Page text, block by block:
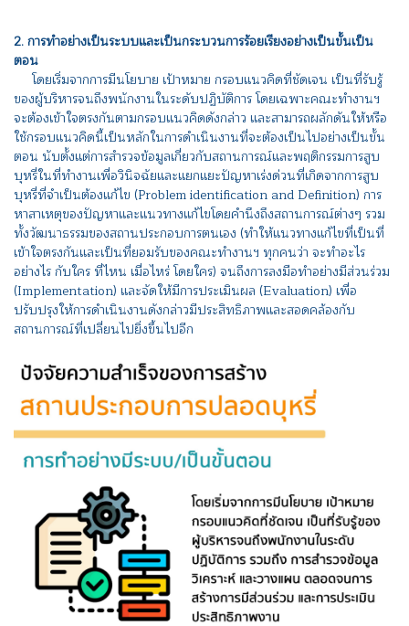
2. การทำอย่างเป็นระบบและเป็นกระบวนการร้อยเรียงอย่างเป็นขั้นเป็น
ตอน
โดยเริ่มจากการมีนโยบาย เป้าหมาย กรอบแนวคิดที่ชัดเจน เป็นที่รับรู้
ของผู้บริหารจนถึงพนักงานในระดับปฏิบัติการ โดยเฉพาะคณะทำงานฯ
จะต้องเข้าใจตรงกันตามกรอบแนวคิดดังกล่าว และสามารถผลักดันให้หรือ
ใช้กรอบแนวคิดนี้เป็นหลักในการดำเนินงานที่จะต้องเป็นไปอย่างเป็นขั้น
ตอน นับตั้งแต่การสำรวจข้อมูลเกี่ยวกับสถานการณ์และพฤติกรรมการสูบ
บุหรี่ในที่ทำงานเพื่อวินิจฉัยและแยกแยะปัญหาเร่งด่วนที่เกิดจากการสูบ
บุหรี่ที่จำเป็นต้องแก้ไข (Problem identification and Definition) การ
หาสาเหตุของปัญหาและแนวทางแก้ไขโดยคำนึงถึงสถานการณ์ต่างๆ รวม
ทั้งวัฒนาธรรมของสถานประกอบการตนเอง (ทำให้แนวทางแก้ไขที่เป็นที่
เข้าใจตรงกันและเป็นที่ยอมรับของคณะทำงานฯ ทุกคนว่า จะทำอะไร
อย่างไร กับใคร ที่ไหน เมื่อไหร่ โดยใคร) จนถึงการลงมือทำอย่างมีส่วนร่วม
(Implementation) และจัดให้มีการประเมินผล (Evaluation) เพื่อ
ปรับปรุงให้การดำเนินงานดังกล่าวมีประสิทธิภาพและสอดคล้องกับ
สถานการณ์ที่เปลี่ยนไปยิ่งขึ้นไปอีก